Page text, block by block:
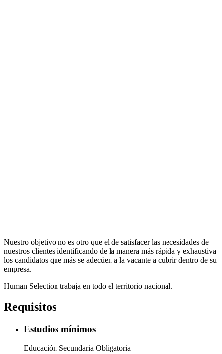
Nuestro objetivo no es otro que el de satisfacer las necesidades de
nuestros clientes identificando de la manera más rápida y exhaustiva
los candidatos que más se adecúen a la vacante a cubrir dentro de su
empresa.
Human Selection trabaja en todo el territorio nacional.
Requisitos
Estudios mínimos
Educación Secundaria Obligatoria